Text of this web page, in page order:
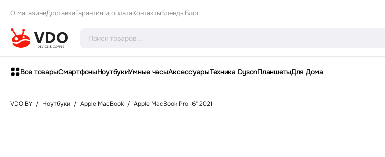
О магазинеДоставкаГарантия и оплатаКонтактыБрендыБлог
Все товарыСмартфоныНоутбукиУмные часыАксессуарыТехника DysonПланшетыДля Дома
VDO.BY / Ноутбуки / Apple MacBook / Apple MacBook Pro 16" 2021